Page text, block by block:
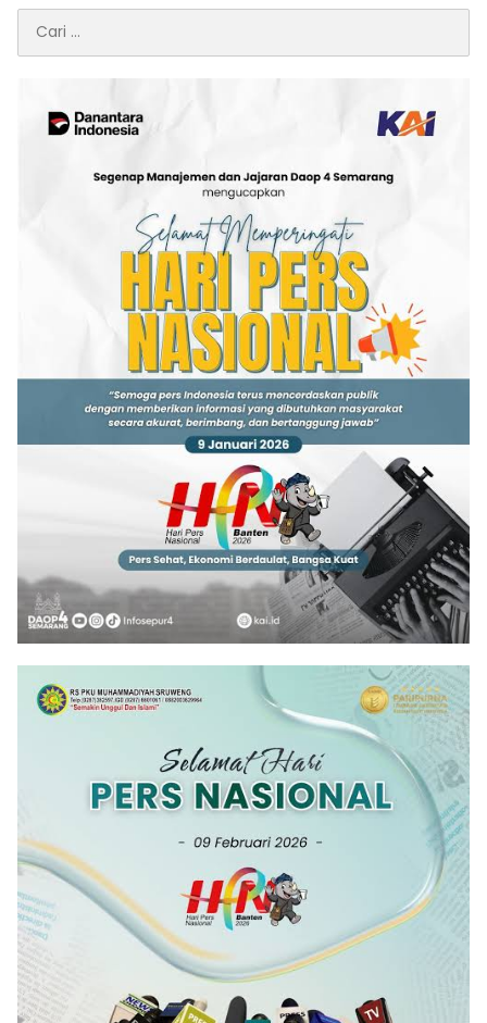
untuk: